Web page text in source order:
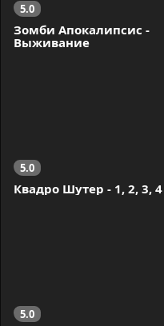
5.0
Зомби Апокалипсис -
Выживание
5.0
Квадро Шутер - 1, 2, 3,
5.0